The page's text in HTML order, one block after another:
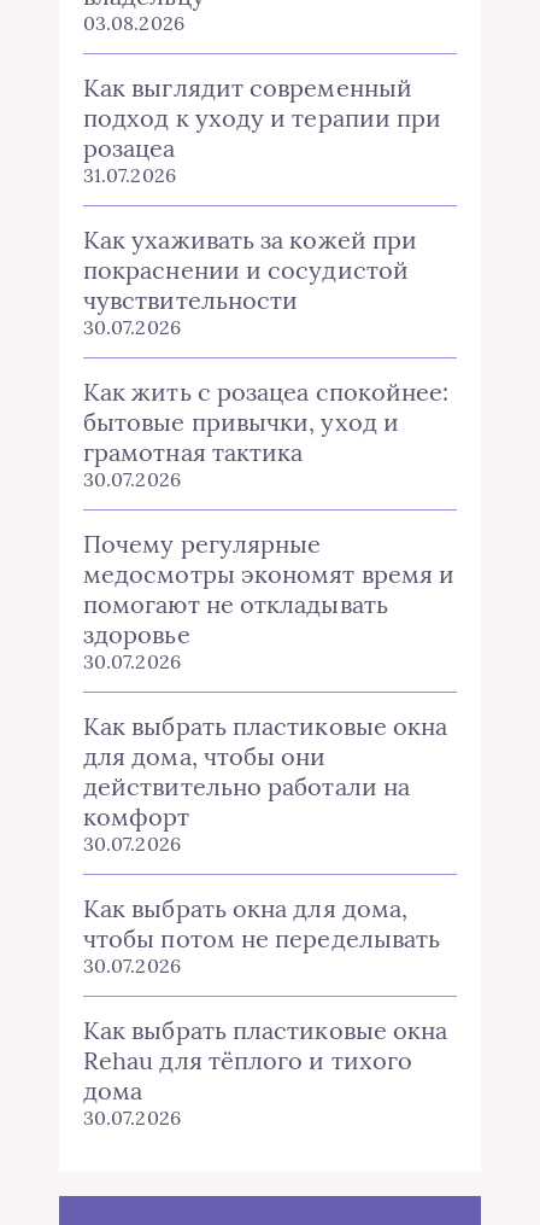
03.08.2026
Как выглядит современный
подход к уходу и терапии при
розацеа
31.07.2026
Как ухаживать за кожей при
покраснении и сосудистой
чувствительности
30.07.2026
Как жить с розацеа спокойнее:
бытовые привычки, уход и
грамотная тактика
30.07.2026
Почему регулярные
медосмотры экономят время и
помогают не откладывать
здоровье
30.07.2026
Как выбрать пластиковые окна
для дома, чтобы они
действительно работали на
комфорт
30.07.2026
Как выбрать окна для дома,
чтобы потом не переделывать
30.07.2026
Как выбрать пластиковые окна
Rehau для тёплого и тихого
дома
30.07.2026